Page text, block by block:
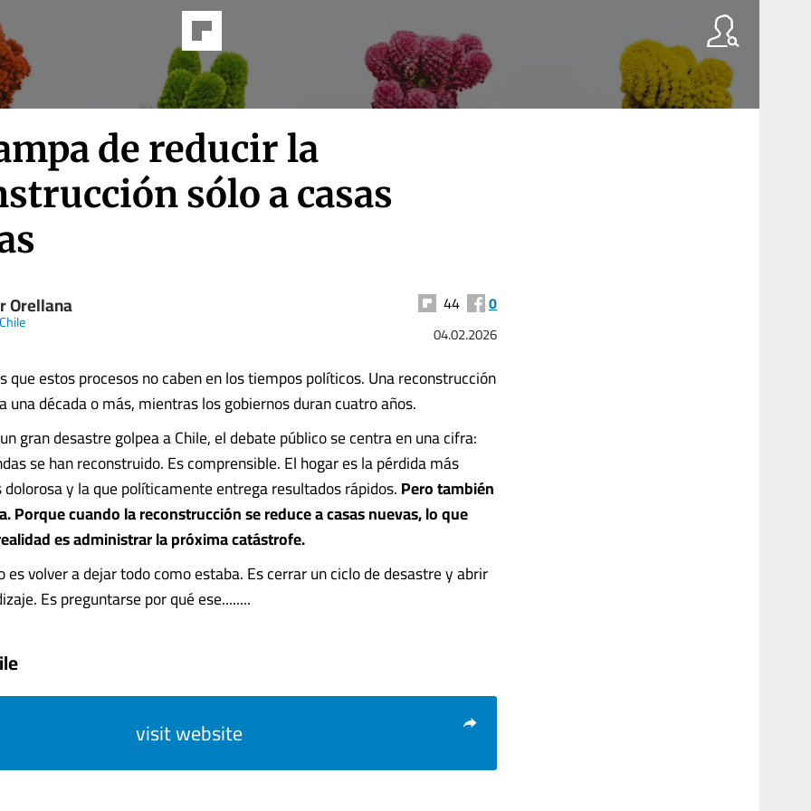
de reducir la
sólo a casas
Orellana 44 0
04.02.2026
que estos procesos no caben en los tiempos políticos. Una reconstrucción
una década o más, mientras los gobiernos duran cuatro años.
gran desastre golpea a Chile, el debate público se centra en una cifra:
se han reconstruido. Es comprensible. El hogar es la pérdida más
y la que políticamente entrega resultados rápidos.Pero también
Porque cuando la reconstrucción se reduce a casas nuevas, lo que
es administrar la próxima catástrofe.
es volver a dejar todo como estaba. Es cerrar un ciclo de desastre y abrir
Es preguntarse por qué ese........
visit website